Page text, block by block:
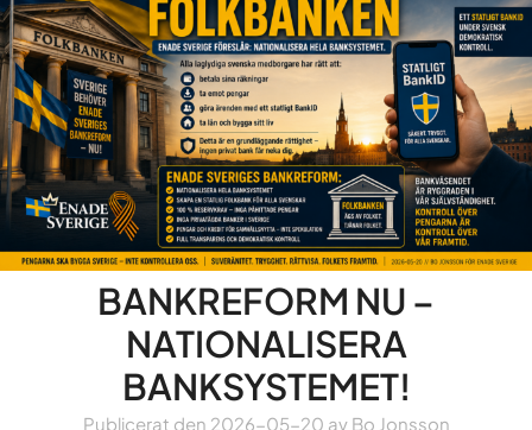
BANKREFORM NU –
NATIONALISERA
BANKSYSTEMET!
Publicerat den 2026-05-20 av Bo Jonsson